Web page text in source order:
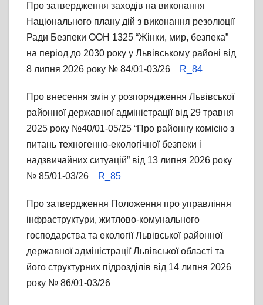
Про затвердження заходів на виконання
Національного плану дій з виконання резолюції
Ради Безпеки ООН 1325 “Жінки, мир, безпека”
на період до 2030 року у Львівському районі від
8 липня 2026 року № 84/01-03/26
R_84
Про внесення змін у розпорядження Львівської
районної державної адміністрації від 29 травня
2025 року №40/01-05/25 “Про районну комісію з
питань техногенно-екологічної безпеки і
надзвичайних ситуацій” від 13 липня 2026 року
№ 85/01-03/26
R_85
Про затвердження Положення про управління
інфраструктури, житлово-комунального
господарства та екології Львівської районної
державної адміністрації Львівської області та
його структурних підрозділів від 14 липня 2026
року № 86/01-03/26